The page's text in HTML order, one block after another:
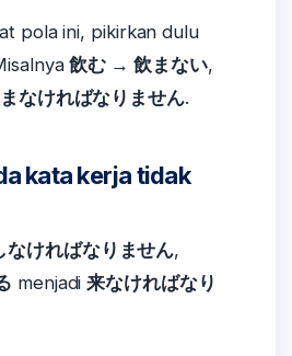
pola ini, pikirkan dulu
飲む → 飲まない,
なければなりません.
kata kerja tidak
なければなりません,
menjadi来なければなり